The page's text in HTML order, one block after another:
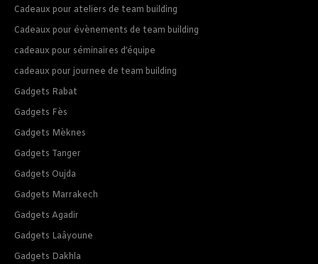
Cadeaux pour ateliers de team building
Cadeaux pour évènements de team building
cadeaux pour séminaires d’équipe
cadeaux pour journee de team building
Gadgets Rabat
Gadgets Fès
Gadgets Mèknes
Gadgets Tanger
Gadgets Oujda
Gadgets Marrakech
Gadgets Agadir
Gadgets Laâyoune
Gadgets Dakhla